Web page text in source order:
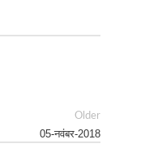
Older
05-नवंबर-2018